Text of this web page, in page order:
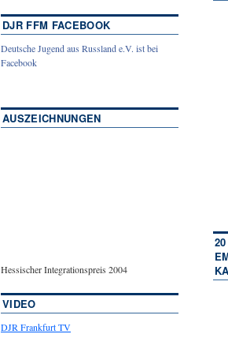
DJR FFM FACEBOOK
Deutsche Jugend aus Russland e.V. ist bei
Facebook
AUSZEICHNUNGEN
Hessischer Integrationspreis 2004
VIDEO
DJR Frankfurt TV